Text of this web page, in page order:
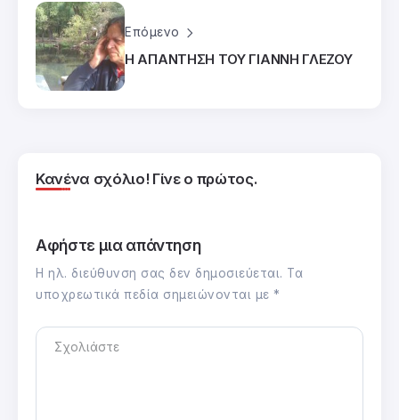
Επόμενο
Η ΑΠΑΝΤΗΣΗ ΤΟΥ ΓΙΑΝΝΗ ΓΛΕΖΟΥ
Κανένα σχόλιο! Γίνε ο πρώτος.
Αφήστε μια απάντηση
Η ηλ. διεύθυνση σας δεν δημοσιεύεται. Τα
υποχρεωτικά πεδία σημειώνονται με *